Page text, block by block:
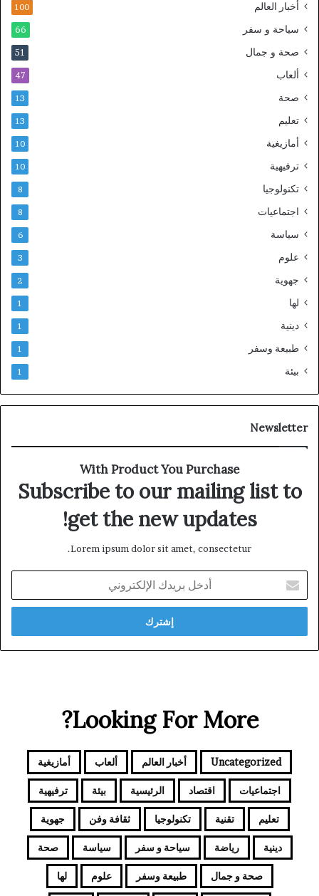
أخبار العالم 100
سياحة و سفر 66
صحة و جمال 51
ألعاب 47
صحة 13
تعليم 13
أمازيغية 10
ترفيهية 10
تكنولوجيا 8
اجتماعيات 8
سياسة 6
علوم 3
جهوية 2
لها 1
دينية 1
طبيعة وسفر 1
بيئة 1
Newsletter
With Product You Purchase
Subscribe to our mailing list to
get the new updates!
Lorem ipsum dolor sit amet, consectetur.
بريدك
الإلكتروني
Looking For More?
Uncategorized أخبار العالم ألعاب أمازيغية
اجتماعيات اقتصاد الرئيسية بيئة ترفيهية
تعليم تقنية تكنولوجيا ثقافة وفن جهوية
دينية رياضة سياحة و سفر سياسة صحة
صحة و جمال طبيعة وسفر علوم لها